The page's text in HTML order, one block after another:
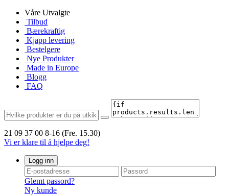
Våre Utvalgte
Tilbud
Bærekraftig
Kjapp levering
Bestelgere
Nye Produkter
Made in Europe
Blogg
FAQ
21 09 37 00 8-16 (Fre. 15.30)
Vi er klare til å hjelpe deg!
Logg inn
Glemt passord?
Ny kunde